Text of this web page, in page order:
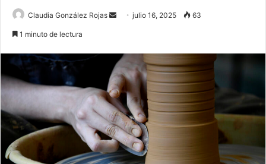
Claudia González Rojas
Sendjulio 16, 2025 63
1 minuto de lectura